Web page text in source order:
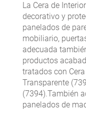
La Cera de
decorativo y
panelados de
mobiliario,
adecuada
productos
tratados con
Transparente
(7394).También
panelados de